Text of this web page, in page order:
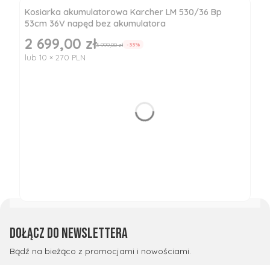
Kosiarka akumulatorowa Karcher LM 530/36 Bp
53cm 36V napęd bez akumulatora
Cena promocyjna
2 699,00 zł3 999,00 zł -33%
lub 10 × 270 PLN
Dołącz do newslettera
Bądź na bieżąco z promocjami i nowościami.